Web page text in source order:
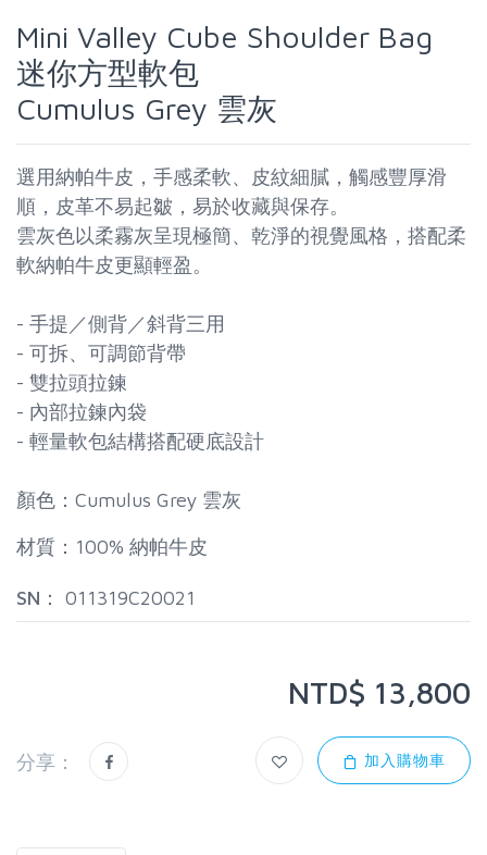
Mini Valley Cube Shoulder Bag
迷你方型軟包
Cumulus Grey 雲灰
選用納帕牛皮，手感柔軟、皮紋細膩，觸感豐厚滑
順，皮革不易起皺，易於收藏與保存。
雲灰色以柔霧灰呈現極簡、乾淨的視覺風格，搭配柔
軟納帕牛皮更顯輕盈。
- 手提／側背／斜背三用
- 可拆、可調節背帶
- 雙拉頭拉鍊
- 內部拉鍊內袋
- 輕量軟包結構搭配硬底設計
顏色：Cumulus Grey 雲灰
材質：100% 納帕牛皮
SN： 011319C20021
NTD$ 13,800
分享： 加入購物車